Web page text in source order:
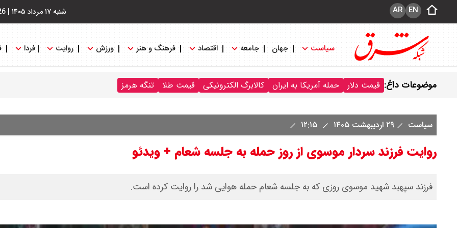
شنبه ۱۷ مرداد ۱۴۰۵ | EN
AR
سیاست جهان جامعه اقتصاد فرهنگ و هنر ورزش روایت فردا
موضوعات داغ: قیمت دلار حمله آمریکا به ایران کالابرگ الکترونیکی قیمت طلا تنگه هرمز
سیاست ۲۹ اردیبهشت ۱۴۰۵
روایت فرزند سردار موسوی از روز حمله به جلسه شعام + ویدئو
فرزند سپهبد شهید موسوی روزی که به جلسه شعام حمله هوایی شد را روایت کرده است.